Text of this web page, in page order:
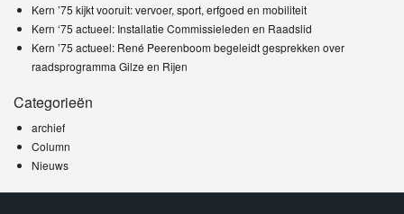
Kern ’75 kijkt vooruit: vervoer, sport, erfgoed en mobiliteit
Kern ‘75 actueel: Installatie Commissieleden en Raadslid
Kern ’75 actueel: René Peerenboom begeleidt gesprekken over
raadsprogramma Gilze en Rijen
Categorieën
archief
Column
Nieuws